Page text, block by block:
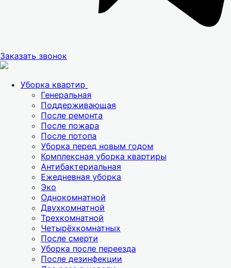
Заказать звонок
Уборка квартир
Генеральная
Поддерживающая
После ремонта
После пожара
После потопа
Уборка перед новым годом
Комплексная уборка квартиры
Антибактериальная
Ежедневная уборка
Эко
Однокомнатной
Двухкомнатной
Трехкомнатной
Четырёхкомнатных
После смерти
Уборка после переезда
После дезинфекции